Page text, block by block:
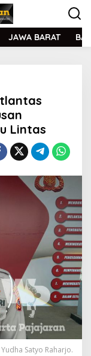
JAWA BARAT
Lintas
Satyo Raharjo.